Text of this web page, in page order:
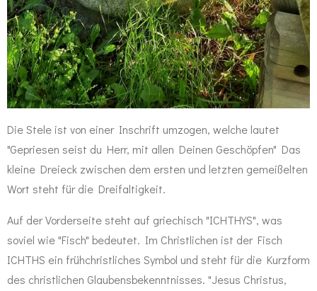
Die Stele ist von einer Inschrift umzogen, welche lautet
"Gepriesen seist du Herr, mit allen Deinen Geschöpfen" Das
kleine Dreieck zwischen dem ersten und letzten gemeißelten
Wort steht für die Dreifaltigkeit.
Auf der Vorderseite steht auf griechisch "ICHTHYS", was
soviel wie "Fisch" bedeutet. Im Christlichen ist der Fisch
ICHTHS ein frühchristliches Symbol und steht für die Kurzform
des christlichen Glaubensbekenntnisses. "Jesus Christus,